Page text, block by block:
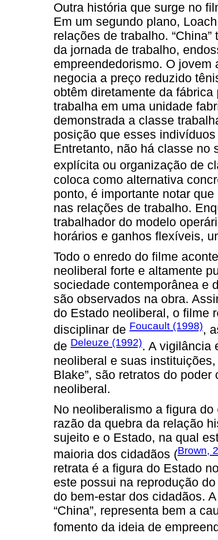
Outra história que surge no
Em um segundo plano,
relações de trabalho.
da jornada de trabalho,
empreendedorismo. O
negocia a preço reduzido
obtêm diretamente da
trabalha em uma unidade
demonstrada a classe
posição que esses
Entretanto, não há classe no
explícita ou organização de
coloca como alternativa
ponto, é importante notar
nas relações de trabalho.
trabalhador do modelo
horários e ganhos flexíveis,
Todo o enredo do filme
neoliberal forte e altamente
sociedade contemporânea e
são observados na obra.
do Estado neoliberal, o filme
disciplinar de Foucault (1998),
de Deleuze (1992). A vigilância
neoliberal e suas
Blake”, são retratos do
neoliberal.
No neoliberalismo a figura
razão da quebra da relação
sujeito e o Estado, na qual
maioria dos cidadãos (Brown,
retrata é a figura do Estado
este possui na reprodução
do bem-estar dos cidadãos.
“China”, representa bem a
fomento da ideia de